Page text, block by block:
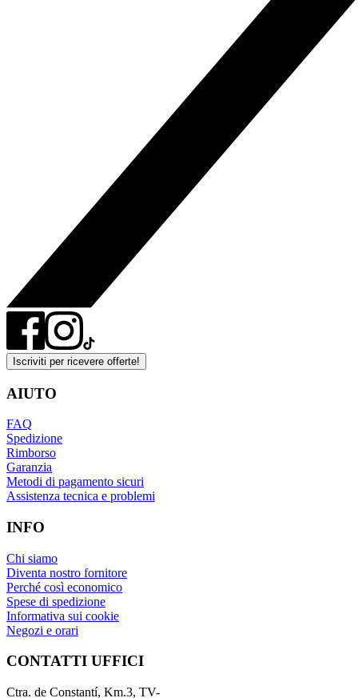
Iscriviti per ricevere offerte!
AIUTO
FAQ
Spedizione
Rimborso
Garanzia
Metodi di pagamento sicuri
Assistenza tecnica e problemi
INFO
Chi siamo
Diventa nostro fornitore
Perché così economico
Spese di spedizione
Informativa sui cookie
Negozi e orari
CONTATTI UFFICI
Ctra. de Constantí, Km.3, TV-